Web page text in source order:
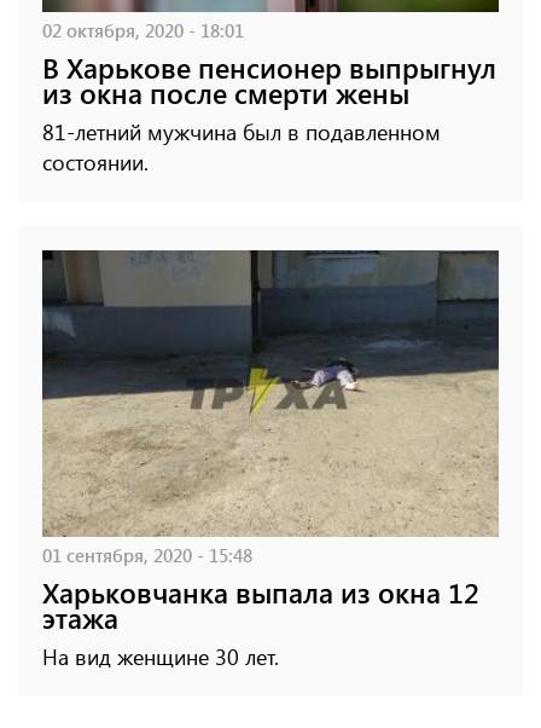
02 октября, 2020 - 18:01
В Харькове пенсионер выпрыгнул
из окна после смерти жены
81-летний мужчина был в подавленном
состоянии.
01 сентября, 2020 - 15:48
Харьковчанка выпала из окна 12
этажа
На вид женщине 30 лет.